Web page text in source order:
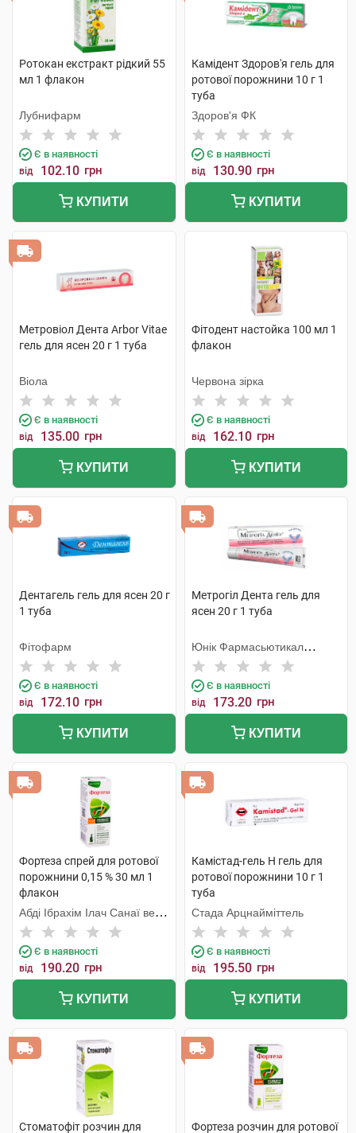
Ротокан екстракт рідкий 55
мл 1 флакон
Лубнифарм
Є в наявності
від 102.10 грн
КУПИТИ
Камідент Здоров'я гель для
ротової порожнини 10 г 1
туба
Здоров'я ФК
Є в наявності
від 130.90 грн
КУПИТИ
Метровіол Дента Arbor Vitae
гель для ясен 20 г 1 туба
Віола
Є в наявності
від 135.00 грн
КУПИТИ
Фітодент настойка 100 мл 1
флакон
Червона зірка
Є в наявності
від 162.10 грн
КУПИТИ
Дентагель гель для ясен 20 г
1 туба
Фітофарм
Є в наявності
від 172.10 грн
КУПИТИ
Метрогіл Дента гель для
ясен 20 г 1 туба
Юнік Фармасьютикал
Лабораторіз
Є в наявності
від 173.20 грн
КУПИТИ
Фортеза спрей для ротової
порожнини 0,15 % 30 мл 1
флакон
Абді Ібрахім Ілач Санаї ве
Тіджарет
Є в наявності
від 190.20 грн
КУПИТИ
Камістад-гель Н гель для
ротової порожнини 10 г 1
туба
Стада Арцнайміттель
Є в наявності
від 195.50 грн
КУПИТИ
Стоматофіт розчин для Фортеза розчин для ротової